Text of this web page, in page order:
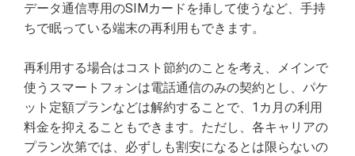
データ通信専用のSIMカードを挿して使うなど、手持
ちで眠っている端末の再利用もできます。
再利用する場合はコスト節約のことを考え、メインで
使うスマートフォンは電話通信のみの契約とし、パケ
ット定額プランなどは解約することで、1カ月の利用
料金を抑えることもできます。ただし、各キャリアの
プラン次第では、必ずしも割安になるとは限らないの